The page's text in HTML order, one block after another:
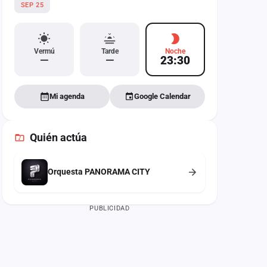
SEP 25
Vermú
—
Tarde
—
Noche
23:30
Mi agenda Google Calendar
Quién actúa
Orquesta PANORAMA CITY
PUBLICIDAD